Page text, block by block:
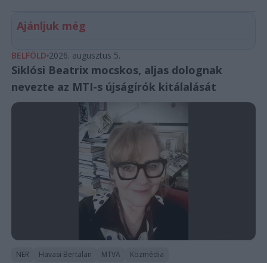
Ajánljuk még
BELFÖLD 2026. augusztus 5.
Siklósi Beatrix mocskos, aljas dolognak
nevezte az MTI-s újságírók kitálalását
NER Havasi Bertalan MTVA Közmédia